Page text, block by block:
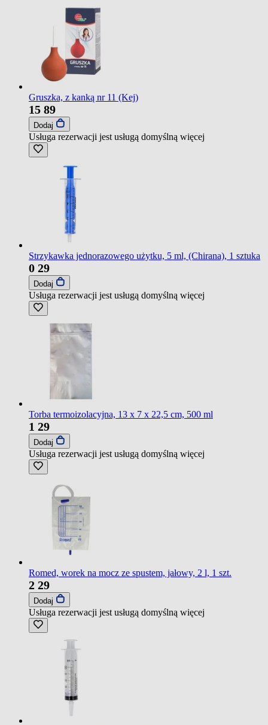
Gruszka, z kanką nr 11 (Kej)
15 89
Dodaj
Usługa rezerwacji jest usługą domyślną więcej
Strzykawka jednorazowego użytku, 5 ml, (Chirana), 1 sztuka
0 29
Dodaj
Usługa rezerwacji jest usługą domyślną więcej
Torba termoizolacyjna, 13 x 7 x 22,5 cm, 500 ml
1 29
Dodaj
Usługa rezerwacji jest usługą domyślną więcej
Romed, worek na mocz ze spustem, jałowy, 2 l, 1 szt.
2 29
Dodaj
Usługa rezerwacji jest usługą domyślną więcej